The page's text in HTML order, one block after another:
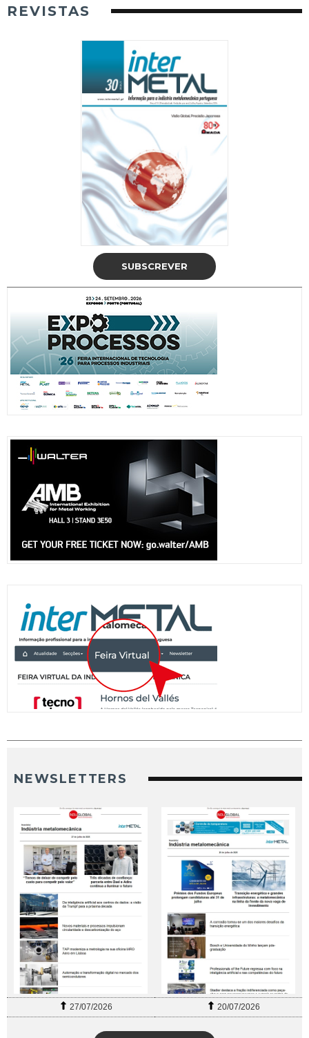
REVISTAS
SUBSCREVER
NEWSLETTERS
27/07/2026 20/07/2026